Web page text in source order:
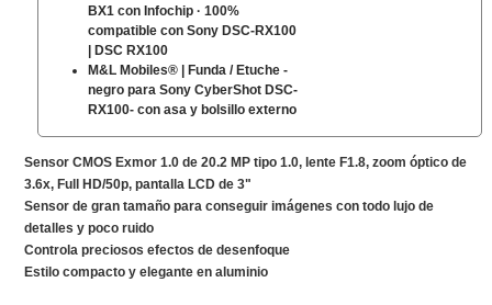
BX1 con Infochip · 100%
compatible con Sony DSC-RX100
| DSC RX100
M&L Mobiles® | Funda / Etuche -
negro para Sony CyberShot DSC-
RX100- con asa y bolsillo externo
Sensor CMOS Exmor 1.0 de 20.2 MP tipo 1.0, lente F1.8, zoom óptico de
3.6x, Full HD/50p, pantalla LCD de 3"
Sensor de gran tamaño para conseguir imágenes con todo lujo de
detalles y poco ruido
Controla preciosos efectos de desenfoque
Estilo compacto y elegante en aluminio